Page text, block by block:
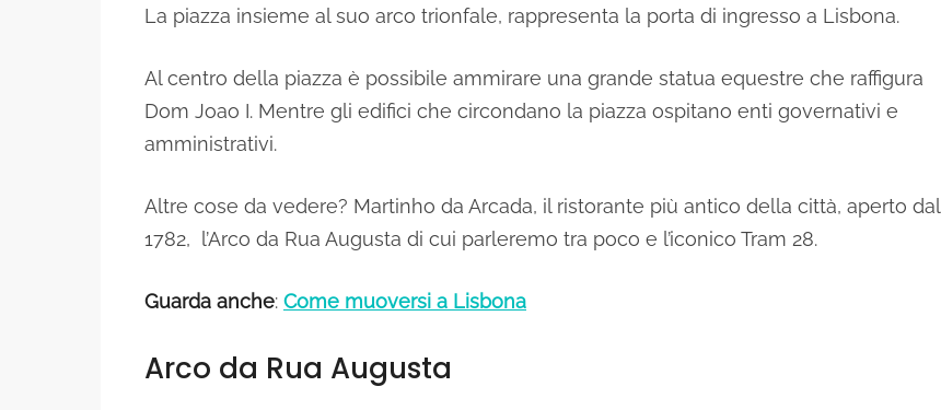
La piazza insieme al suo arco trionfale, rappresenta la porta di ingresso a Lisbona.
Al centro della piazza è possibile ammirare una grande statua equestre che raffigura
Dom Joao I. Mentre gli edifici che circondano la piazza ospitano enti governativi e
amministrativi.
Altre cose da vedere? Martinho da Arcada, il ristorante più antico della città, aperto dal
1782, l’Arco da Rua Augusta di cui parleremo tra poco e l’iconico Tram 28.
Guarda anche: Come muoversi a Lisbona
Arco da Rua Augusta